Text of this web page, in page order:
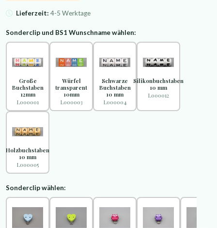
Lieferzeit: 4-5 Werktage
Sonderclip und BS1 Wunschname wählen:
Große
Buchstaben
12mm
L000001
Würfel
transparent
10mm
L000003
Schwarze
Buchstaben
10 mm
L000004
Silikonbuchstaben
10 mm
L000012
Holzbuchstaben
10 mm
L000005
Sonderclip wählen: